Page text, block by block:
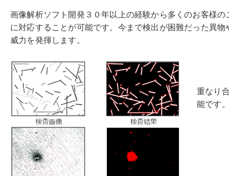
画像解析ソフト開発３０年以上の経験から多くのお客様
に対応することが可能です。今まで検出が困難だった異
威力を発揮します。
重なり
能です